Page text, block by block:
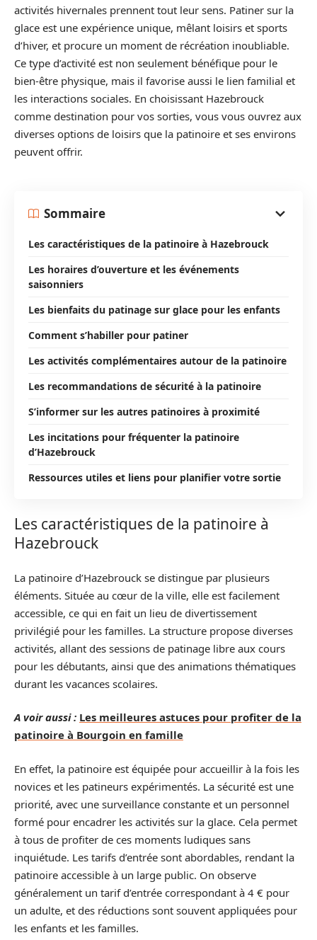
activités hivernales prennent tout leur sens. Patiner sur la
glace est une expérience unique, mêlant loisirs et sports
d’hiver, et procure un moment de récréation inoubliable.
Ce type d’activité est non seulement bénéfique pour le
bien-être physique, mais il favorise aussi le lien familial et
les interactions sociales. En choisissant Hazebrouck
comme destination pour vos sorties, vous vous ouvrez aux
diverses options de loisirs que la patinoire et ses environs
peuvent offrir.
Sommaire
Les caractéristiques de la patinoire à Hazebrouck
Les horaires d’ouverture et les événements
saisonniers
Les bienfaits du patinage sur glace pour les enfants
Comment s’habiller pour patiner
Les activités complémentaires autour de la patinoire
Les recommandations de sécurité à la patinoire
S’informer sur les autres patinoires à proximité
Les incitations pour fréquenter la patinoire
d’Hazebrouck
Ressources utiles et liens pour planifier votre sortie
Les caractéristiques de la patinoire à
Hazebrouck
La patinoire d’Hazebrouck se distingue par plusieurs
éléments. Située au cœur de la ville, elle est facilement
accessible, ce qui en fait un lieu de divertissement
privilégié pour les familles. La structure propose diverses
activités, allant des sessions de patinage libre aux cours
pour les débutants, ainsi que des animations thématiques
durant les vacances scolaires.
A voir aussi : Les meilleures astuces pour profiter de la
patinoire à Bourgoin en famille
En effet, la patinoire est équipée pour accueillir à la fois les
novices et les patineurs expérimentés. La sécurité est une
priorité, avec une surveillance constante et un personnel
formé pour encadrer les activités sur la glace. Cela permet
à tous de profiter de ces moments ludiques sans
inquiétude. Les tarifs d’entrée sont abordables, rendant la
patinoire accessible à un large public. On observe
généralement un tarif d’entrée correspondant à 4 € pour
un adulte, et des réductions sont souvent appliquées pour
les enfants et les familles.